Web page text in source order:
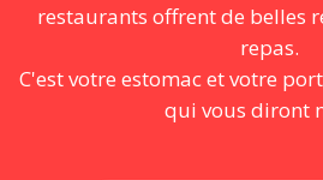
restaurants offrent de belles
repas.
C'est votre estomac et votre
qui vous diront